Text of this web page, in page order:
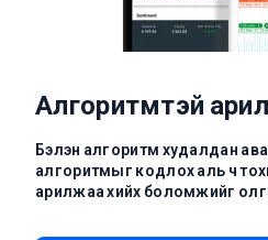
Алгоритмтэй
Бэлэн алгоритм худалдан
алгоритмыг кодлох аль ч
арилжаа хийх боломжийг